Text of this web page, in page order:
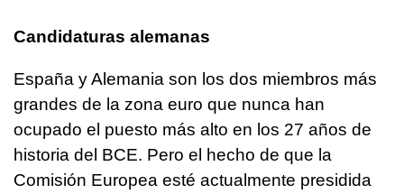
Candidaturas alemanas
España y Alemania son los dos miembros más
grandes de la zona euro que nunca han
ocupado el puesto más alto en los 27 años de
historia del BCE. Pero el hecho de que la
Comisión Europea esté actualmente presidida